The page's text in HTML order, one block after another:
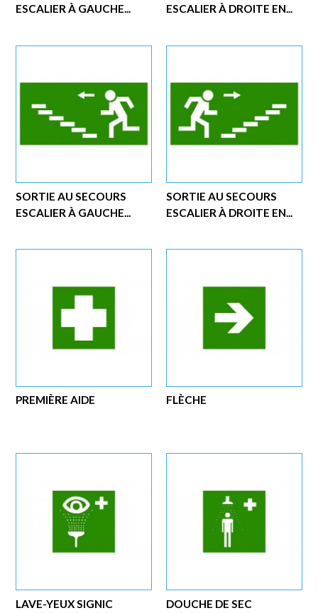
ESCALIER À DROITE EN...
ESCALIER À GAUCHE...
SORTIE AU SECOURS
ESCALIER À DROITE EN...
SORTIE AU SECOURS
ESCALIER À GAUCHE...
FLÈCHE
PREMIÈRE AIDE
DOUCHE DE SEC
LAVE-YEUX SIGNIC